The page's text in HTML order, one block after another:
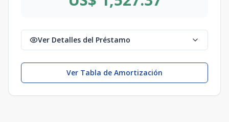
Ver Detalles del Préstamo
Ver Tabla de Amortización